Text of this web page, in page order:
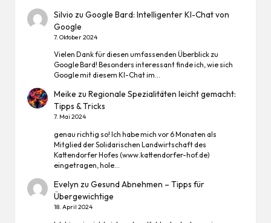
Silvio zuGoogle Bard: Intelligenter KI-Chat von
Google
7. Oktober 2024
Vielen Dank für diesen umfassenden Überblick zu
Google Bard! Besonders interessant finde ich, wie sich
Google mit diesem KI-Chat im…
Meike zuRegionale Spezialitäten leicht gemacht:
Tipps & Tricks
7. Mai 2024
genau richtig so! Ich habe mich vor 6 Monaten als
Mitglied der Solidarischen Landwirtschaft des
Kattendorfer Hofes (www.kattendorfer-hof.de)
eingetragen, hole…
Evelyn zuGesund Abnehmen – Tipps für
Übergewichtige
18. April 2024